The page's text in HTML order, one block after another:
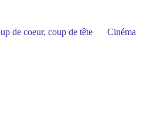
de coeur, coup de tête Cinéma